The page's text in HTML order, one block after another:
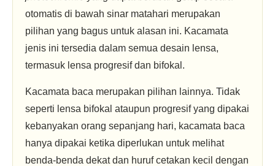
otomatis di bawah sinar matahari merupakan
pilihan yang bagus untuk alasan ini. Kacamata
jenis ini tersedia dalam semua desain lensa,
termasuk lensa progresif dan bifokal.
Kacamata baca merupakan pilihan lainnya. Tidak
seperti lensa bifokal ataupun progresif yang dipakai
kebanyakan orang sepanjang hari, kacamata baca
hanya dipakai ketika diperlukan untuk melihat
benda-benda dekat dan huruf cetakan kecil dengan